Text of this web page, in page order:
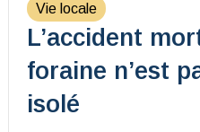
Vie locale
L’accident
foraine n’est
isolé